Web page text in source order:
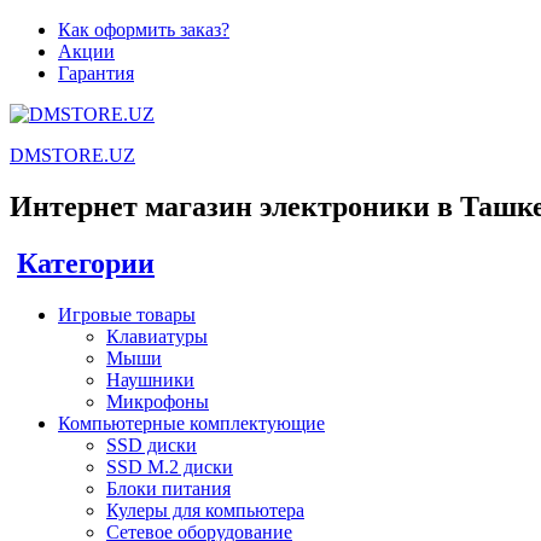
Как оформить заказ?
Акции
Гарантия
DMSTORE.UZ
Интернет магазин электроники в
Категории
Игровые товары
Клавиатуры
Мыши
Наушники
Микрофоны
Компьютерные комплектующие
SSD диски
SSD M.2 диски
Блоки питания
Кулеры для компьютера
Сетевое оборудование